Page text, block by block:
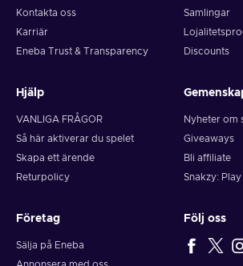
Kontakta oss
Karriär
Eneba Trust & Transparency
Samlingar
Discounts
Hjälp
VANLIGA FRÅGOR
Så här aktiverar du spelet
Skapa ett ärende
Returpolicy
Nyheter om
Giveaways
Bli affiliate
Snakzy:
Företag
Sälja på Eneba
Följ oss